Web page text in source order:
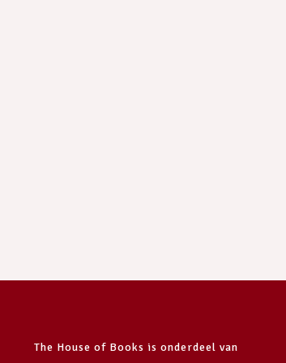
The House of Books is onderdeel van